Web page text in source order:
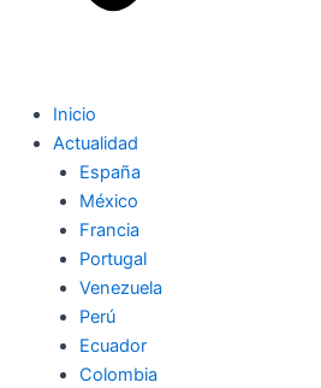
Inicio
Actualidad
España
México
Francia
Portugal
Venezuela
Perú
Ecuador
Colombia